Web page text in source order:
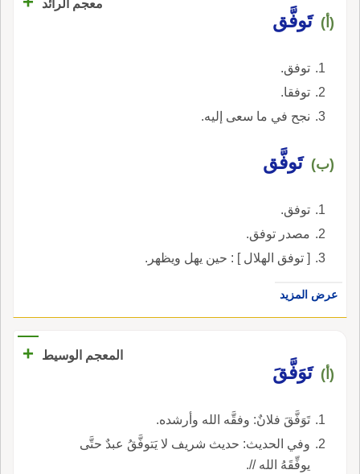
معجم الرائد
(أ) تَوفَّق
توفق.
توفقا.
نجح في ما سعى إليه.
(ب) تَوفَّق
توفق.
مصدر توفق.
[ توفق الهلال ] : حين يهل ويظهر.
عرض المزيد
المعجم الوسيط +
(أ) تَوَفَّقَ
تَوَفَّقَ فلانٌ: وفقَّه الله وأرشده.
وفي الحديث: حديث شريف لا يَتوفَّقُ عبدٌ حتَّى
يوفِّقَهُ الله //.